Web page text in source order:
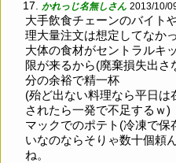
17. かれっじ名無しさん 2013/10/
大手飲食チェーンのバイト
理大量注文は想定してなかっ
大体の食材がセントラルキ
限が来るから(廃棄損失出
分の余裕で精一杯
(殆ど出ない料理なら平日
されたら一発で不足するｗ)
マックでのポテト(冷凍で
いなのならそりゃ数十個頼
ね。